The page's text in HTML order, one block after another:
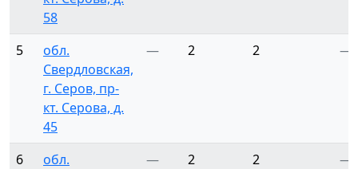
58
5
обл.
Свердловская,
г. Серов, пр-
кт. Серова, д.
45
— 2 2 —
6
обл.
— 2 2 —